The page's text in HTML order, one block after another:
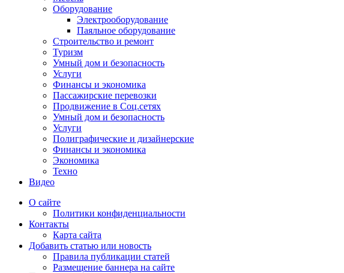
Оборудование
Электрооборудование
Паяльное оборудование
Строительство и ремонт
Туризм
Умный дом и безопасность
Услуги
Финансы и экономика
Пассажирские перевозки
Продвижение в Соц.сетях
Умный дом и безопасность
Услуги
Полиграфические и дизайнерские
Финансы и экономика
Экономика
Техно
Видео
О сайте
Политики конфиденциальности
Контакты
Карта сайта
Добавить статью или новость
Правила публикации статей
Размещение баннера на сайте